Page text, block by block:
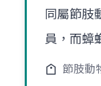
同屬節肢
員，而蟑
節肢動